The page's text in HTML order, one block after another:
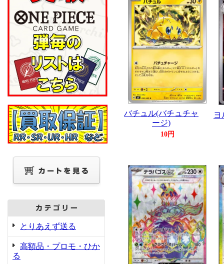
とりあえず送る
高額品・プロモ・ひか
る
バチュル(バチュチャ
ージ)
10円
ヨ